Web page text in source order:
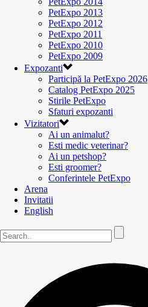
PetExpo 2013
PetExpo 2012
PetExpo 2011
PetExpo 2010
PetExpo 2009
Expozanti
Participă la PetExpo 2026
Catalog PetExpo 2025
Stirile PetExpo
Sfaturi expozanti
Vizitatori
Ai un animalut?
Esti medic veterinar?
Ai un petshop?
Esti groomer?
Conferintele PetExpo
Arena
Invitatii
English